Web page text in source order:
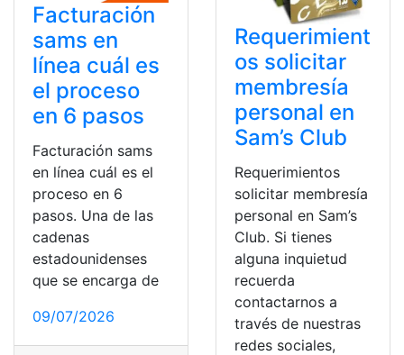
Facturación
sams en
línea cuál es
el proceso
en 6 pasos
Facturación sams
en línea cuál es el
proceso en 6
pasos. Una de las
cadenas
estadounidenses
que se encarga de
09/07/2026
Requerimient
os solicitar
membresía
personal en
Sam’s Club
Requerimientos
solicitar membresía
personal en Sam’s
Club. Si tienes
alguna inquietud
recuerda
contactarnos a
través de nuestras
redes sociales,